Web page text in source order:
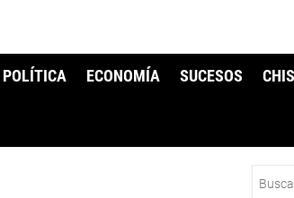
POLÍTICA ECONOMÍA SUCESOS